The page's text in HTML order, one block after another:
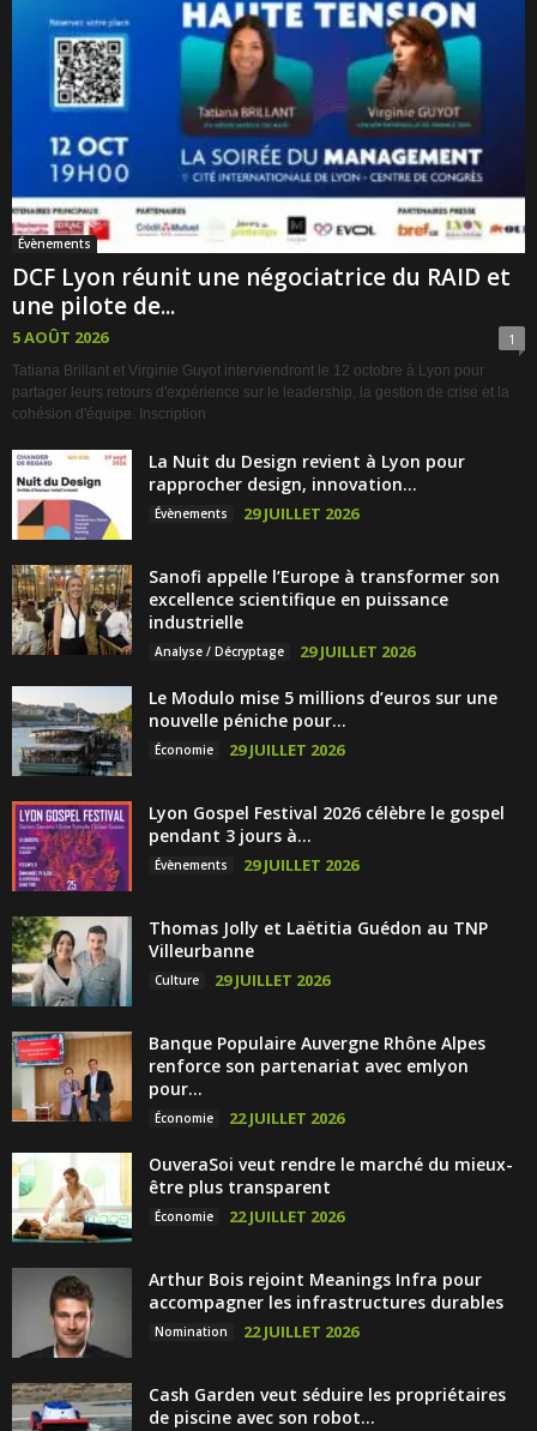
Évènements
DCF Lyon réunit une négociatrice du RAID et
une pilote de...
5 AOÛT 2026 1
Tatiana Brillant et Virginie Guyot interviendront le 12 octobre à Lyon pour
partager leurs retours d'expérience sur le leadership, la gestion de crise et la
cohésion d'équipe. Inscription
La Nuit du Design revient à Lyon pour
rapprocher design, innovation...
Évènements 29 JUILLET 2026
Sanofi appelle l’Europe à transformer son
excellence scientifique en puissance
industrielle
Analyse / Décryptage 29 JUILLET 2026
Le Modulo mise 5 millions d’euros sur une
nouvelle péniche pour...
Économie 29 JUILLET 2026
Lyon Gospel Festival 2026 célèbre le gospel
pendant 3 jours à...
Évènements 29 JUILLET 2026
Thomas Jolly et Laëtitia Guédon au TNP
Villeurbanne
Culture 29 JUILLET 2026
Banque Populaire Auvergne Rhône Alpes
renforce son partenariat avec emlyon
pour...
Économie 22 JUILLET 2026
OuveraSoi veut rendre le marché du mieux-
être plus transparent
Économie 22 JUILLET 2026
Arthur Bois rejoint Meanings Infra pour
accompagner les infrastructures durables
Nomination 22 JUILLET 2026
Cash Garden veut séduire les propriétaires
de piscine avec son robot...